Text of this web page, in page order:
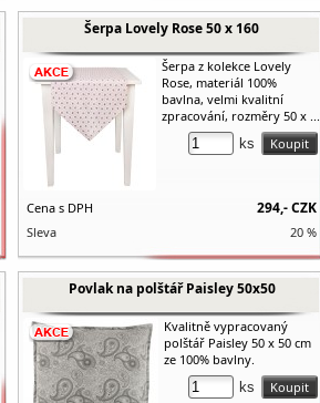
Šerpa Lovely Rose 50 x 160
Šerpa z kolekce Lovely
Rose, materiál 100%
bavlna, velmi kvalitní
zpracování, rozměry 50 x ...
ks
Cena s DPH 294,-CZK
Sleva 20 %
Povlak na polštář Paisley 50x50
Kvalitně vypracovaný
polštář Paisley 50 x 50 cm
ze 100% bavlny.
ks